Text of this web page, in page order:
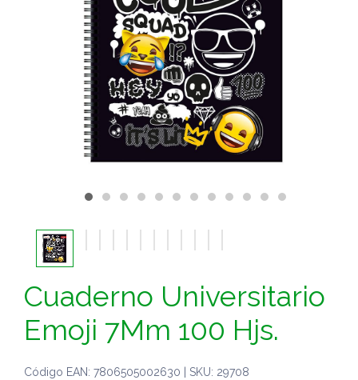
Cuaderno Universitario
Emoji 7Mm 100 Hjs.
Código EAN: 7806505002630 | SKU: 29708